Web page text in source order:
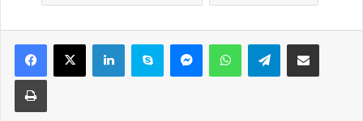
Telegram